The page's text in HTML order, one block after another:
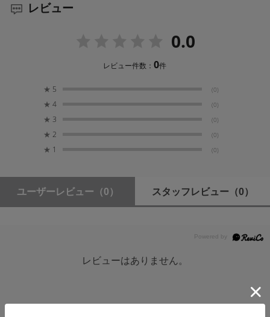
節してください。
耐久性に優れた撥水・撥油コーティング
耐久性に優れた撥水・撥油コーティングを採用。水や油
できます。水辺での撮影でもストレスなく撮影でき、日
頃のメンテナンスを楽にします。
デジタルマルチコートII（面反射0.3～0.5%）で
反射を防止
ガラス外周に墨塗り加工を施し、内面反射を極
限まで防止
フィルターを着脱しやすくするローレット加工
レビュー
0.0
レビュー件数：0件
★ 5 (0)
★ 4 (0)
★ 3 (0)
★ 2 (0)
★ 1 (0)
ユーザーレビュー （0） スタッフレビュー （0）
レビューはありません。